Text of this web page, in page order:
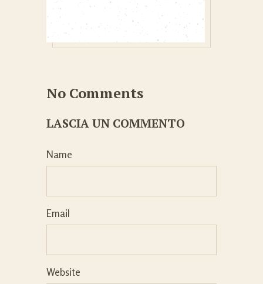
No Comments
LASCIA UN COMMENTO
Name
Email
Website